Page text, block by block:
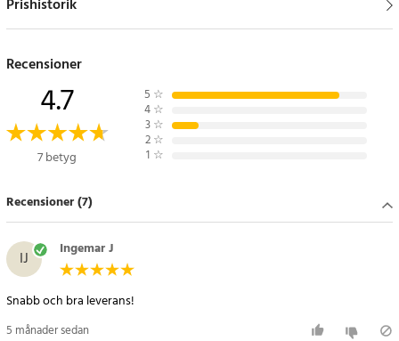
Delnummer
Cardo BAT00014
Artikelnummer
Prishistorik
Recensioner
4.7
7 betyg
5 ☆
4 ☆
3 ☆
2 ☆
1 ☆
Recensioner (7)
IJ Ingemar J
Snabb och bra leverans!
5 månader sedan